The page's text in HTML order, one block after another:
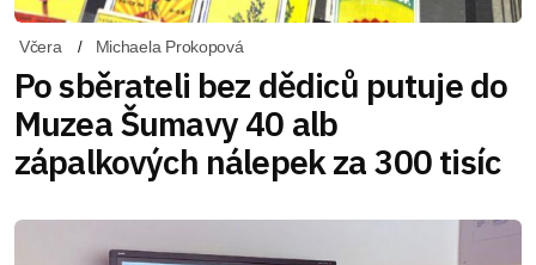
Včera Michaela Prokopová
Po sběrateli bez dědiců putuje do
Muzea Šumavy 40 alb
zápalkových nálepek za 300 tisíc